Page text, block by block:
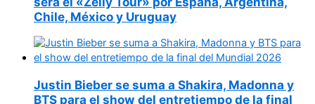
Chile, México y Uruguay
Justin Bieber se suma a Shakira, Madonna y
BTS para el show del entretiempo de la final